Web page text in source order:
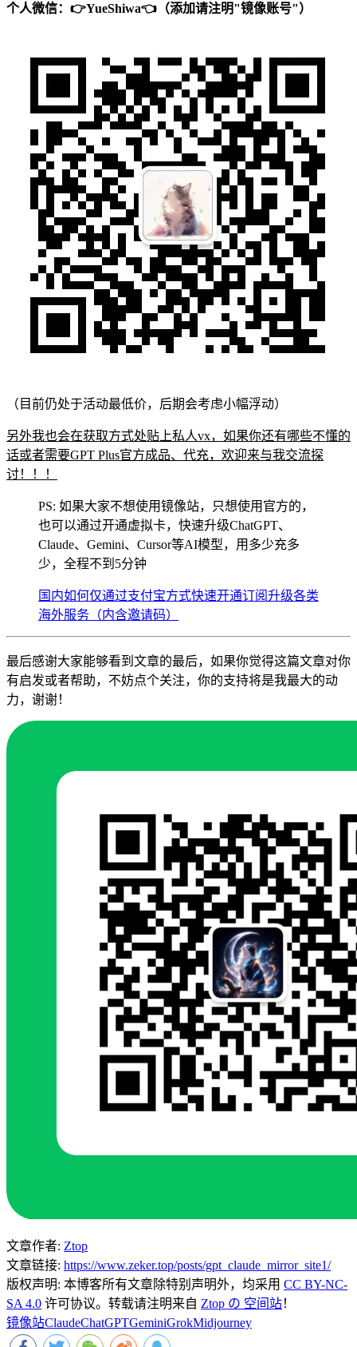
个人微信：👉YueShiwa👈（添加请注明"镜像账号"）
（目前仍处于活动最低价，后期会考虑小幅浮动）
另外我也会在获取方式处贴上私人vx，如果你还有哪些不懂的
话或者需要GPT Plus官方成品、代充，欢迎来与我交流探
讨！！！
PS: 如果大家不想使用镜像站，只想使用官方的，
也可以通过开通虚拟卡，快速升级ChatGPT、
Claude、Gemini、Cursor等AI模型，用多少充多
少，全程不到5分钟
国内如何仅通过支付宝方式快速开通订阅升级各类
海外服务（内含邀请码）
最后感谢大家能够看到文章的最后，如果你觉得这篇文章对你
有启发或者帮助，不妨点个关注，你的支持将是我最大的动
力，谢谢！
文章作者: Ztop
文章链接: https://www.zeker.top/posts/gpt_claude_mirror_site1/
版权声明: 本博客所有文章除特别声明外，均采用 CC BY-NC-
SA 4.0 许可协议。转载请注明来自 Ztop の 空间站！
镜像站ClaudeChatGPTGeminiGrokMidjourney